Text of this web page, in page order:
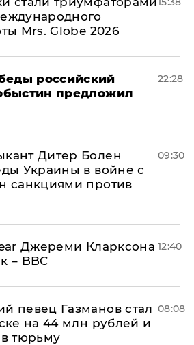
Mrs. Globe 2026
российский
предложил
22:28
Дитер Болен
Украины в войне с
санкциями против
09:30
Джереми Кларксона
– BBC
12:40
певец Газманов стал
на 44 млн рублей и
тюрьму
08:08